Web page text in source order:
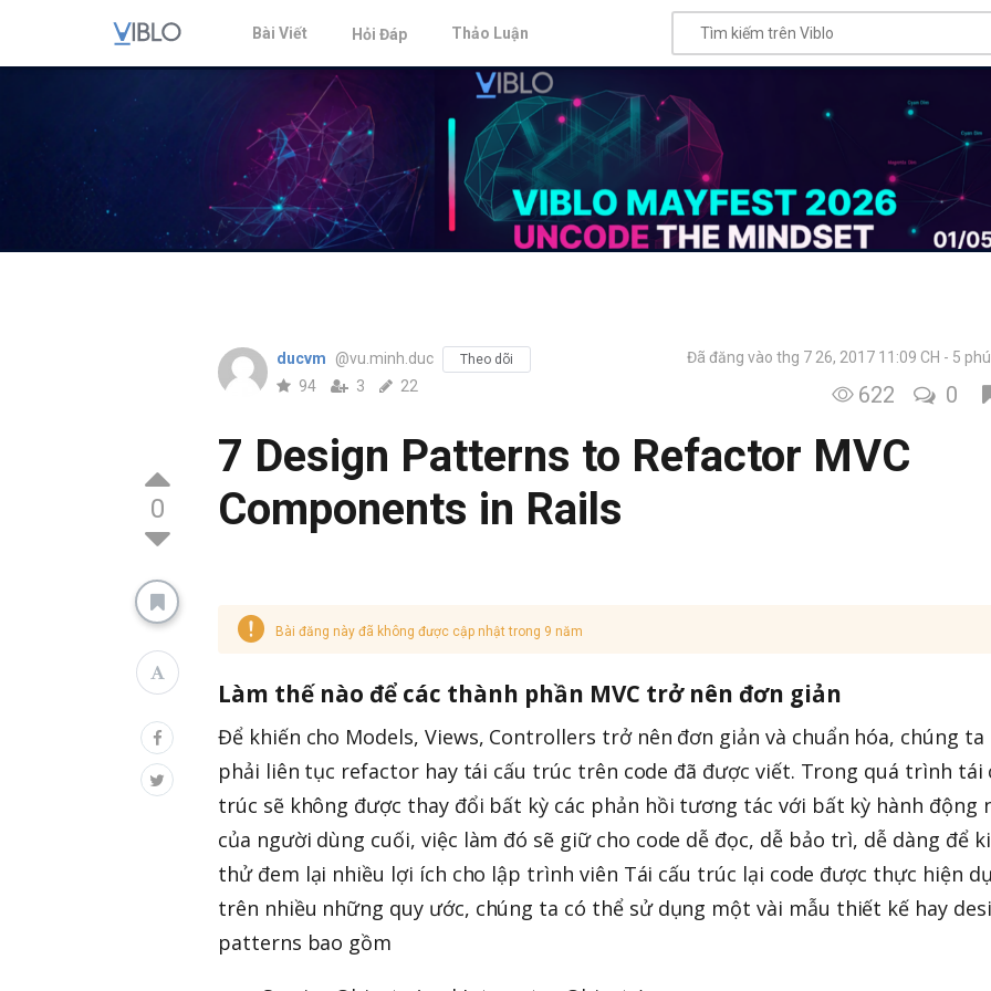
Bài Viết Hỏi Đáp Thảo Luận
0
ducvm @vu.minh.duc Theo dõi
94 3 22
Đã đăng vào thg 7 26, 2017 11:09 CH 5
622 0
7 Design Patterns to Refactor MVC
Components in Rails
Bài đăng này đã không được cập nhật trong 9 năm
Làm thế nào để các thành phần MVC trở nên đơn giản
Để khiến cho Models, Views, Controllers trở nên đơn giản và chuẩn hóa, chúng ta
phải liên tục refactor hay tái cấu trúc trên code đã được viết. Trong quá trình tái
trúc sẽ không được thay đổi bất kỳ các phản hồi tương tác với bất kỳ hành động
của người dùng cuối, việc làm đó sẽ giữ cho code dễ đọc, dễ bảo trì, dễ dàng để
thử đem lại nhiều lợi ích cho lập trình viên Tái cấu trúc lại code được thực hiện
trên nhiều những quy ước, chúng ta có thể sử dụng một vài mẫu thiết kế hay
patterns bao gồm